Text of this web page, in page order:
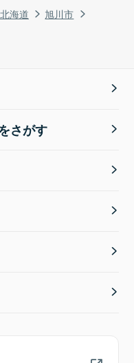
北海道
旭川市
さがす